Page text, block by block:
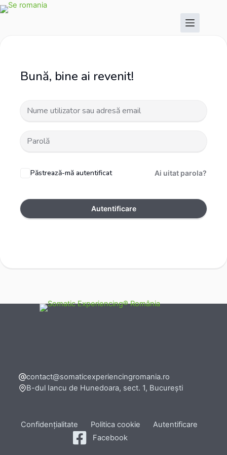
Sari
la
Sari
la
Bună, bine ai revenit!
Păstrează-mă autentificat Ai uitat parola?
Autentificare
contact@somaticexperiencingromania.ro
B-dul Iancu de Hunedoara, sect. 1, București
Confidențialitate Politica cookie
Autentificare
Facebook